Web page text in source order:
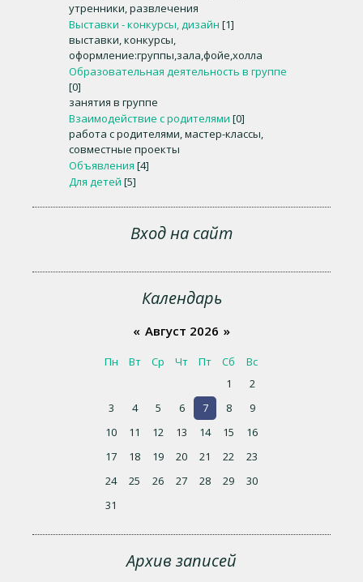
утренники, развлечения
Выставки - конкурсы, дизайн [1]
выставки, конкурсы,
оформление:группы,зала,фойе,холла
Образовательная деятельность в группе
[0]
занятия в группе
Взаимодействие с родителями [0]
работа с родителями, мастер-классы,
совместные проекты
Объявления [4]
Для детей [5]
Вход на сайт
Календарь
« Август 2026 »
Пн Вт Ср Чт Пт Сб
Вс
1
2
3
4 5 6 7 8
9
10
11 12 13 14 15
16
17
18 19 20 21 22
23
24
25 26 27 28 29
30
31
Архив записей